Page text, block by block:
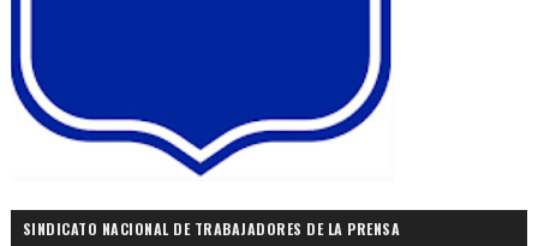
SINDICATO NACIONAL DE TRABAJADORES DE LA PRENSA